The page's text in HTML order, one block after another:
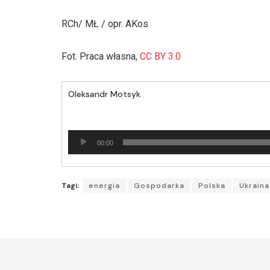
RCh/ MŁ / opr. AKos
Fot. Praca własna, CC BY 3.0
Oleksandr Motsyk
plików
00:00
Tagi: energia Gospodarka Polska Ukraina